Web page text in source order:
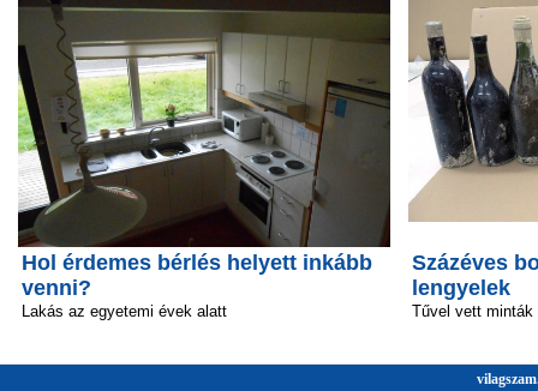
Hol érdemes bérlés helyett inkább
venni?
Lakás az egyetemi évek alatt
Százéves
lengyelek
Tűvel vett minták